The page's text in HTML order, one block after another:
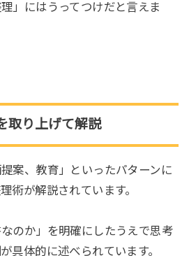
」にはうってつけだと言えま
取り上げて解説
案、教育」といったパターンに
術が解説されています。
なのか」を明確にしたうえで思考
具体的に述べられています。